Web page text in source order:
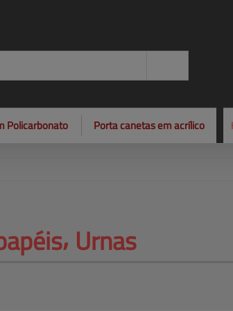
Policarbonato Porta canetas em acrílico
Urnas